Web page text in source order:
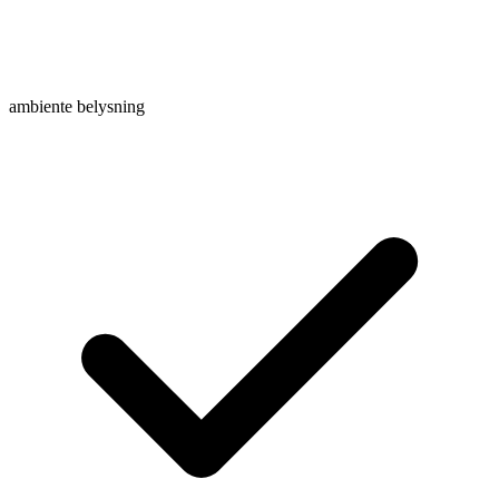
ambiente belysning